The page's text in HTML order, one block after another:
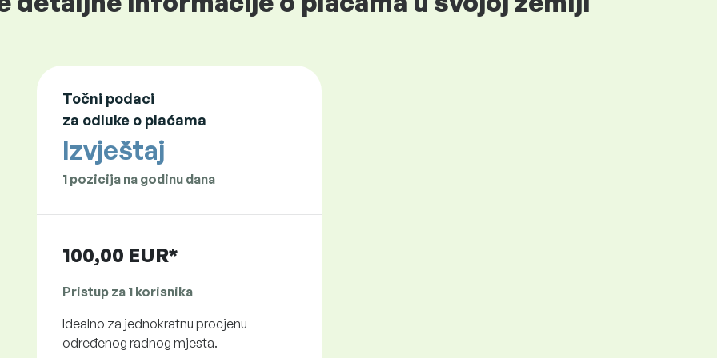
Točni podaci
za odluke o plaćama
Izvještaj
1 pozicija na godinu dana
100,00 EUR*
Pristup za 1 korisnika
Idealno za jednokratnu procjenu
određenog radnog mjesta.